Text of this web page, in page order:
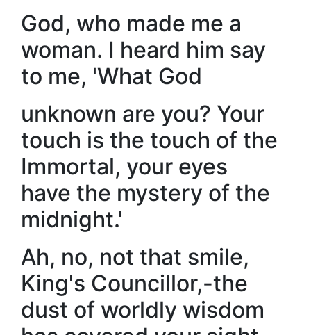
God, who made me a
woman. I heard him say
to me, 'What God
unknown are you? Your
touch is the touch of the
Immortal, your eyes
have the mystery of the
midnight.'
Ah, no, not that smile,
King's Councillor,-the
dust of worldly wisdom